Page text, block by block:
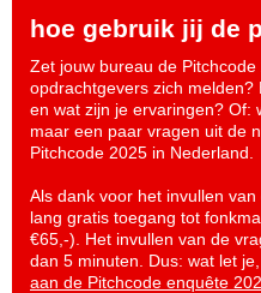
hoe gebruik jij de
Zet jouw bureau de
opdrachtgevers zich
en wat zijn je ervaringen? Of:
maar een paar vragen uit de
Pitchcode 2025 in Nederland.
Als dank voor het invullen
lang gratis toegang tot
€65,-). Het invullen van de
dan 5 minuten. Dus: wat let
aan de Pitchcode enquête